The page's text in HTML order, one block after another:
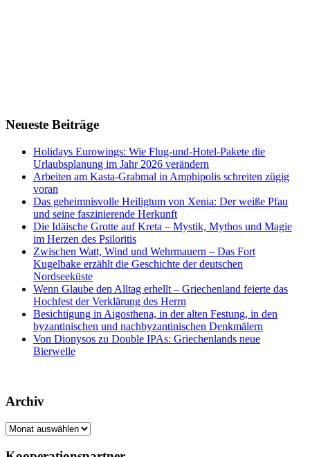
Neueste Beiträge
Holidays Eurowings: Wie Flug-und-Hotel-Pakete die
Urlaubsplanung im Jahr 2026 verändern
Arbeiten am Kasta-Grabmal in Amphipolis schreiten zügig
voran
Das geheimnisvolle Heiligtum von Xenia: Der weiße Pfau
und seine faszinierende Herkunft
Die Idäische Grotte auf Kreta – Mystik, Mythos und Magie
im Herzen des Psiloritis
Zwischen Watt, Wind und Wehrmauern – Das Fort
Kugelbake erzählt die Geschichte der deutschen
Nordseeküste
Wenn Glaube den Alltag erhellt – Griechenland feierte das
Hochfest der Verklärung des Herrn
Besichtigung in Aigosthena, in der alten Festung, in den
byzantinischen und nachbyzantinischen Denkmälern
Von Dionysos zu Double IPAs: Griechenlands neue
Bierwelle
Archiv
Archiv